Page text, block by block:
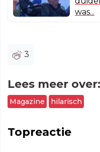
was...
3
Lees meer over:
Magazine hilarisch
Topreactie